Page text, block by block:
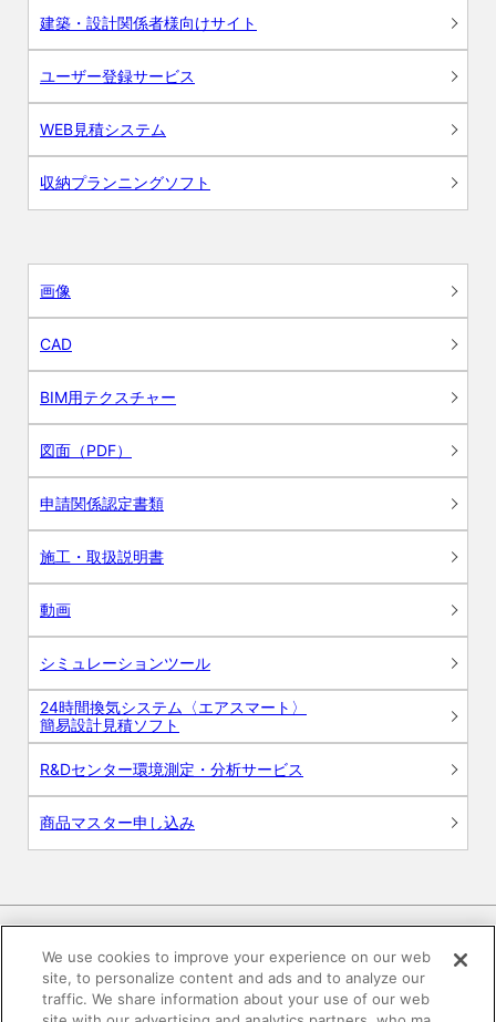
建築・設計関係者様向けサイト
ユーザー登録サービス
WEB見積システム
収納プランニングソフト
画像
CAD
BIM用テクスチャー
図面（PDF）
申請関係認定書類
施工・取扱説明書
動画
シミュレーションツール
24時間換気システム〈エアスマート〉
簡易設計見積ソフト
R&Dセンター環境測定・分析サービス
商品マスター申し込み
電子公告 このWEBサイトについて
We use cookies to improve your experience on our web
site, to personalize content and ads and to analyze our
traffic. We share information about your use of our web